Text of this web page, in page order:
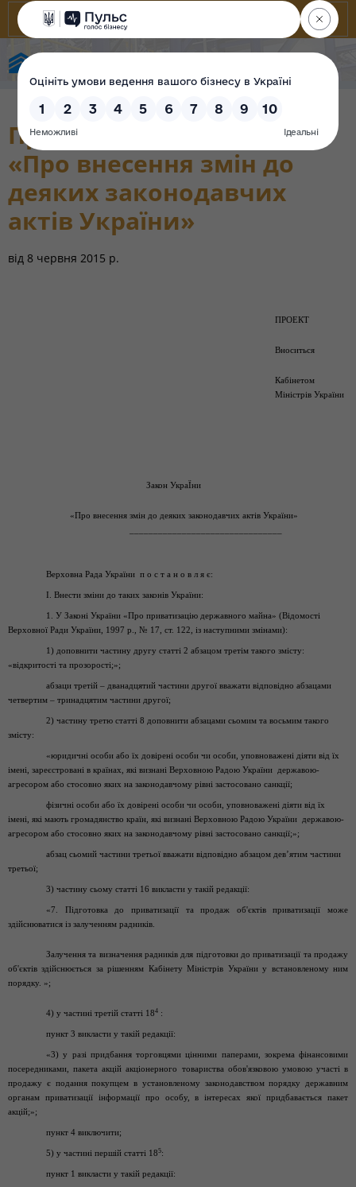
Проект Закону УкраЇни
«Про внесення змін до
деяких законодавчих
актів України»
від 8 червня 2015 р.
ПРОЕКТ
Вноситься
Кабінетом
Міністрів України
Закон УкраЇни
«Про внесення змін до деяких законодавчих актів України»
Верховна Рада України п о с т а н о в л я є:
I. Внести зміни до таких законів України:
1. У Законі України «Про приватизацію державного майна» (Відомості
Верховної Ради України, 1997 р., № 17, ст. 122, із наступними змінами):
1) доповнити частину другу статті 2 абзацом третім такого змісту:
«відкритості та прозорості;»;
абзаци третій – дванадцятий частини другої вважати відповідно абзацами
четвертим – тринадцятим частини другої;
2) частину третю статті 8 доповнити абзацами сьомим та восьмим такого
змісту:
«юридичні особи або їх довірені особи чи особи, уповноважені діяти від їх
імені, зареєстровані в країнах, які визнані Верховною Радою України державою-
агресором або стосовно яких на законодавчому рівні застосовано санкції;
фізичні особи або їх довірені особи чи особи, уповноважені діяти від їх
імені, які мають громадянство країн, які визнані Верховною Радою України державою-
агресором або стосовно яких на законодавчому рівні застосовано санкції;»;
абзац сьомий частини третьої вважати відповідно абзацом дев’ятим частини
третьої;
3) частину сьому статті 16 викласти у такій редакції:
«7. Підготовка до приватизації та продаж об'єктів приватизації може
здійснюватися із залученням радників.
Залучення та визначення радників для підготовки до приватизації та продажу
об'єктів здійснюється за рішенням Кабінету Міністрів України у встановленому ним
порядку. »;
4) у частині третій статті 184 :
пункт 3 викласти у такій редакції:
«3) у разі придбання торговцями цінними паперами, зокрема фінансовими
посередниками, пакета акцій акціонерного товариства обов'язковою умовою участі в
продажу є подання покупцем в установленому законодавством порядку державним
органам приватизації інформації про особу, в інтересах якої придбавається пакет
акцій;»;
пункт 4 виключити;
5) у частині першій статті 185:
пункт 1 викласти у такій редакції: